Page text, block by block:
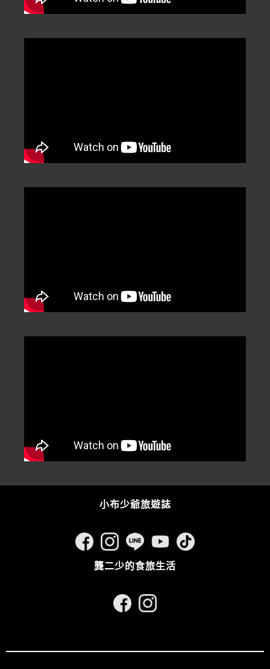
小布少爺旅遊誌
龔二少的食旅生活